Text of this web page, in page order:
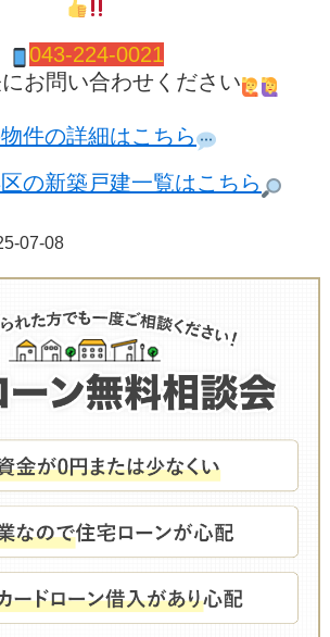
043-224-0021
お問い合わせください
件の詳細はこちら
の新築戸建一覧はこちら
07-08